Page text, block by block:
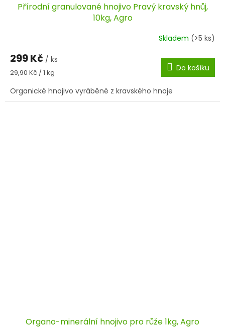
Přírodní granulované hnojivo Pravý kravský hnůj,
10kg, Agro
Skladem (>5 ks)
299 Kč / ks
Měrná
29,90 Kč / 1 kg Do košíku
Organické hnojivo vyráběné z kravského hnoje
Organo-minerální hnojivo pro růže 1kg, Agro